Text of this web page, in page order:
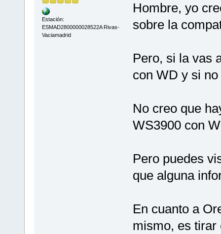
Estación:
ESMAD2800000028522A Rivas-
Vaciamadrid
Hombre, yo
sobre la
Pero, si la vas
con WD y si
No creo que
WS3900 con
Pero puedes
que alguna
En cuanto a
mismo, es tirar